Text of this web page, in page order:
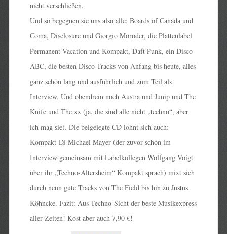
nicht verschließen.
Und so begegnen sie uns also alle: Boards of Canada und
Coma, Disclosure und Giorgio Moroder, die Plattenlabel
Permanent Vacation und Kompakt, Daft Punk, ein Disco-
ABC, die besten Disco-Tracks von Anfang bis heute, alles
ganz schön lang und ausführlich und zum Teil als
Interview. Und obendrein noch Austra und Junip und The
Knife und The xx (ja, die sind alle nicht „techno“, aber
ich mag sie). Die beigelegte CD lohnt sich auch:
Kompakt-DJ Michael Mayer (der zuvor schon im
Interview gemeinsam mit Labelkollegen Wolfgang Voigt
über ihr „Techno-Altersheim“ Kompakt sprach) mixt sich
durch neun gute Tracks von The Field bis hin zu Justus
Köhncke. Fazit: Aus Techno-Sicht der beste Musikexpress
aller Zeiten! Kost aber auch 7,90 €!